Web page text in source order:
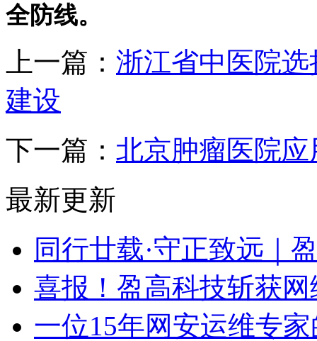
全防线。
上一篇： 浙江省中医院
建设
下一篇： 北京肿瘤医院
最新更新
同行廿载·守正致远｜
喜报！盈高科技斩获
一位15年网安运维专